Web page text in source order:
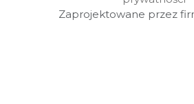
Zaprojektowane przez